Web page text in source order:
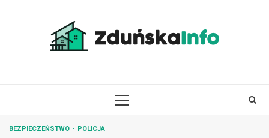
PRIMARY
BEZPIECZEŃSTWO POLICJA